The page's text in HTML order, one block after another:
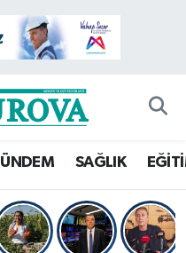
SAĞLIK
ve Fikstür